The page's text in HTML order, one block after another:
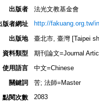
出版者
法光文教基金會
版者網址
http://fakuang.org.tw/
出版地
臺北市, 臺灣 [Taipei
資料類型
期刊論文=Journal
使用語言
中文=Chinese
關鍵詞
苦; 法師=Master
點閱次數
2083